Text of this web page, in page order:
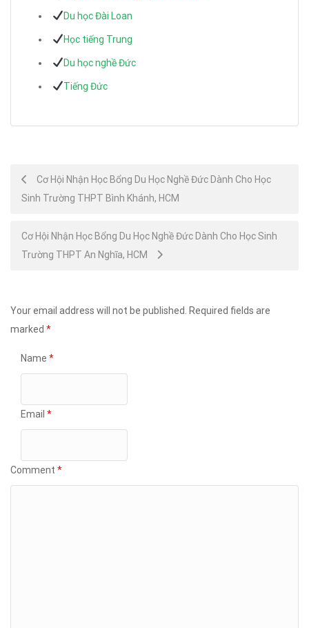
Du học Đài Loan
Học tiếng Trung
Du học nghề Đức
Tiếng Đức
Post
navigation
Cơ Hội Nhận Học Bổng Du Học Nghề Đức Dành Cho Học
Sinh Trường THPT Bình Khánh, HCM
Cơ Hội Nhận Học Bổng Du Học Nghề Đức Dành Cho Học Sinh
Trường THPT An Nghĩa, HCM
Your email address will not be published.
Required fields are
marked *
Name *
Email *
Comment *